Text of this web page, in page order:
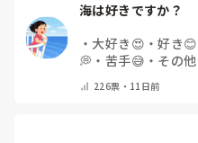
海は好きですか？
・大好き😍 ・好き😊
💭 ・ 苦手😅 ・ その
226票・ 11日前